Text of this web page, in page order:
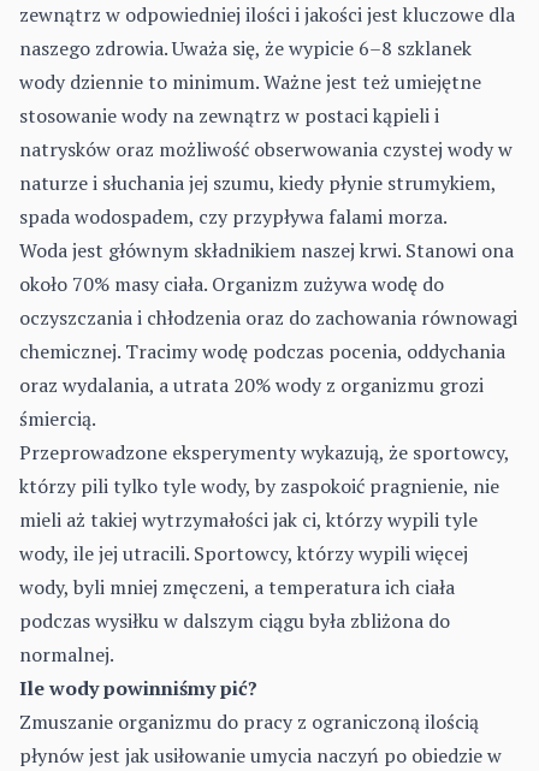
zewnątrz w odpowiedniej ilości i jakości jest kluczowe dla
naszego zdrowia. Uważa się, że wypicie 6–8 szklanek
wody dziennie to minimum. Ważne jest też umiejętne
stosowanie wody na zewnątrz w postaci kąpieli i
natrysków oraz możliwość obserwowania czystej wody w
naturze i słuchania jej szumu, kiedy płynie strumykiem,
spada wodospadem, czy przypływa falami morza.
Woda jest głównym składnikiem naszej krwi. Stanowi ona
około 70% masy ciała. Organizm zużywa wodę do
oczyszczania i chłodzenia oraz do zachowania równowagi
chemicznej. Tracimy wodę podczas pocenia, oddychania
oraz wydalania, a utrata 20% wody z organizmu grozi
śmiercią.
Przeprowadzone eksperymenty wykazują, że sportowcy,
którzy pili tylko tyle wody, by zaspokoić pragnienie, nie
mieli aż takiej wytrzymałości jak ci, którzy wypili tyle
wody, ile jej utracili. Sportowcy, którzy wypili więcej
wody, byli mniej zmęczeni, a temperatura ich ciała
podczas wysiłku w dalszym ciągu była zbliżona do
normalnej.
Ile wody powinniśmy pić?
Zmuszanie organizmu do pracy z ograniczoną ilością
płynów jest jak usiłowanie umycia naczyń po obiedzie w